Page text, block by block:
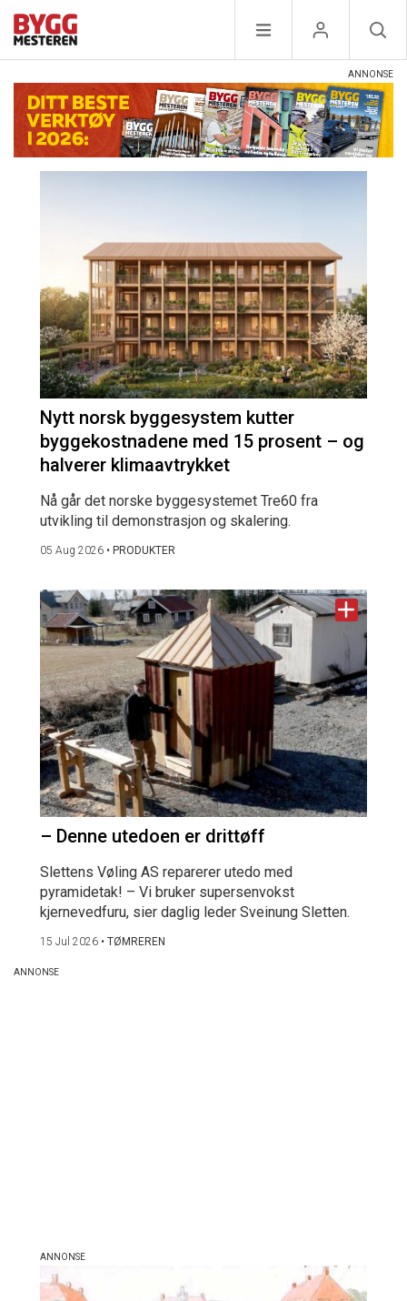
Nytt norsk byggesystem kutter
byggekostnadene med 15 prosent – og
halverer klimaavtrykket
Nå går det norske byggesystemet Tre60 fra
utvikling til demonstrasjon og skalering.
05 Aug 2026 • PRODUKTER
– Denne utedoen er drittøff
Slettens Vøling AS reparerer utedo med
pyramidetak! – Vi bruker supersenvokst
kjernevedfuru, sier daglig leder Sveinung Sletten.
15 Jul 2026 • TØMREREN